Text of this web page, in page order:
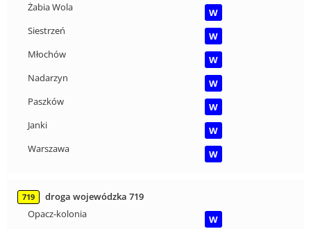
Żabia Wola
W
Siestrzeń
W
Młochów
W
Nadarzyn
W
Paszków
W
Janki
W
Warszawa
W
719
droga wojewódzka 719
Opacz-kolonia
W